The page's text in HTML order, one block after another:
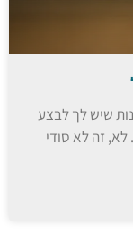
שיש לך לבצע
לא, זה לא סודי